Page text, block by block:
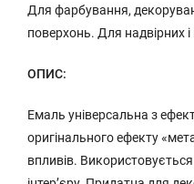
Для фарбування,
поверхонь. Для надвірних і
ОПИС:
Емаль універсальна з
оригінального ефекту
впливів.